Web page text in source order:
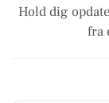
Hold dig
fra